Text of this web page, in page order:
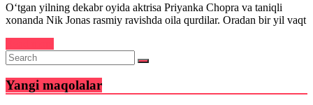
O‘tgan yilning dekabr oyida aktrisa Priyanka Chopra va taniqli
xonanda Nik Jonas rasmiy ravishda oila qurdilar. Oradan bir yil vaqt
Yangi maqolalar